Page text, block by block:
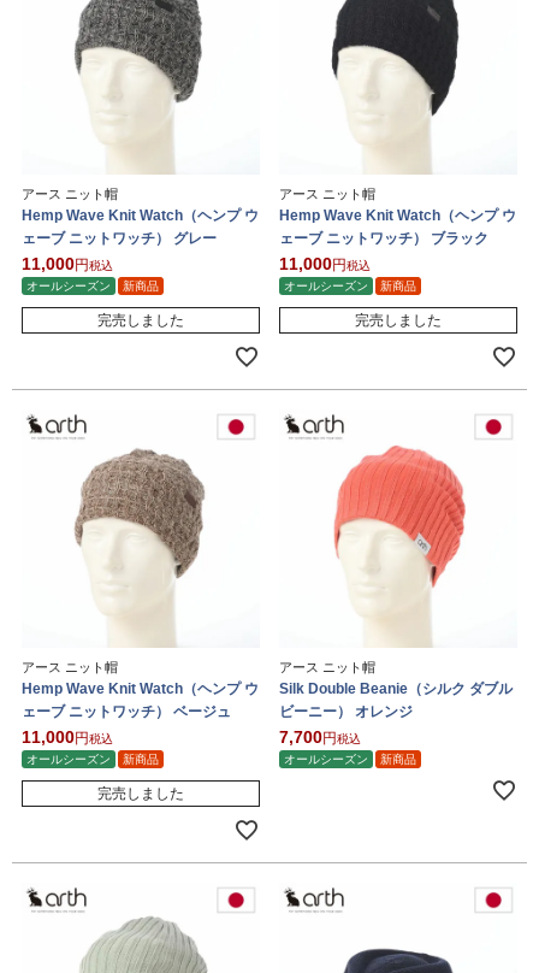
アース ニット帽
Hemp Wave Knit Watch（ヘンプ ウ
ェーブ ニットワッチ） グレー
11,000
税込
オールシーズン
新商品
完売しました
アース ニット帽
Hemp Wave Knit Watch（ヘンプ ウ
ェーブ ニットワッチ） ブラック
11,000
税込
オールシーズン
新商品
完売しました
アース ニット帽
Hemp Wave Knit Watch（ヘンプ ウ
ェーブ ニットワッチ） ベージュ
11,000
税込
オールシーズン
新商品
完売しました
アース ニット帽
Silk Double Beanie（シルク ダブル
ビーニー） オレンジ
7,700
税込
オールシーズン
新商品